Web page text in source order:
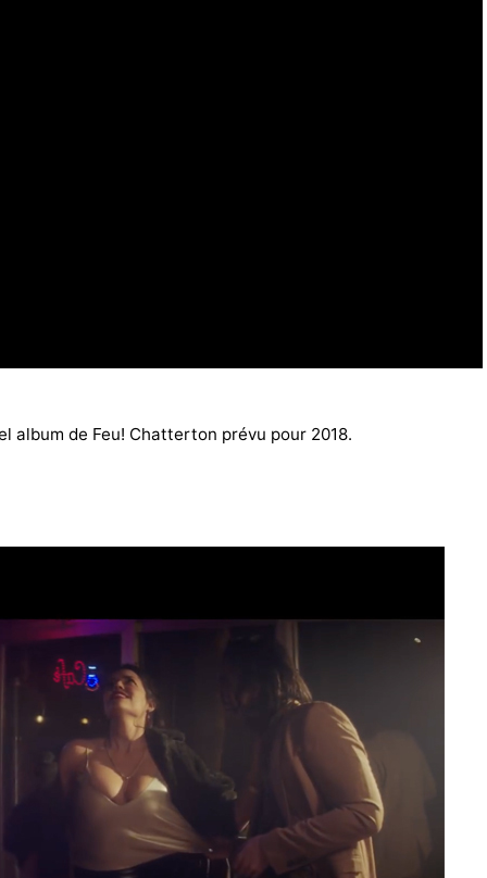
album de Feu! Chatterton prévu pour 2018.